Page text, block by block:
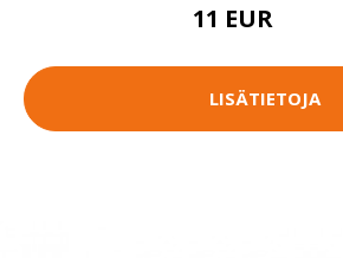
11 EUR
LISÄTIETOJA